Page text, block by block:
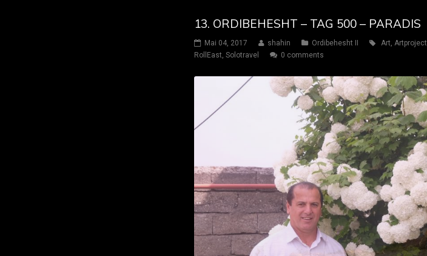
13. ORDIBEHESHT – TAG 500 – PARADIS
Mai 04, 2017 shahin Ordibehesht II Art, Artproject
RollEast, Solotravel 0 comments